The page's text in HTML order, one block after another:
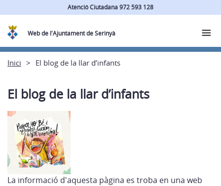
Atenció Ciutadana 972 593 128
Web de l'Ajuntament de Serinyà
Inici El blog de la llar d’infants
El blog de la llar d’infants
La informació d'aquesta pàgina es troba en una web